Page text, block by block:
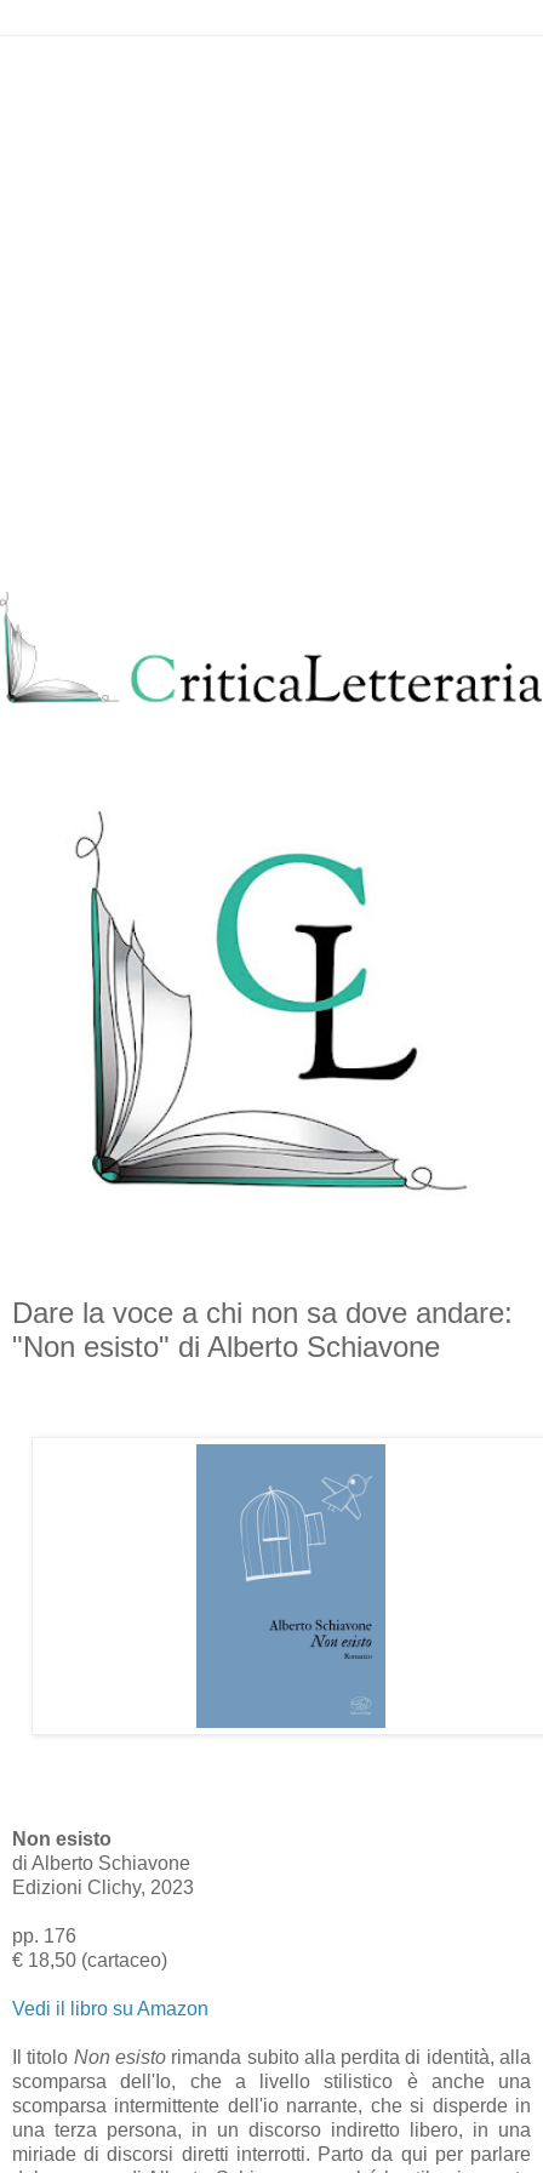
Dare la voce a chi non sa dove andare:
"Non esisto" di Alberto Schiavone
Non esisto
di Alberto Schiavone
Edizioni Clichy, 2023
pp. 176
€ 18,50 (cartaceo)
Vedi il libro su Amazon
Il titolo Non esistorimanda subito alla perdita di identità, alla
scomparsa dell'Io, che a livello stilistico è anche una
scomparsa intermittente dell'io narrante, che si disperde in
una terza persona, in un discorso indiretto libero, in una
miriade di discorsi diretti interrotti. Parto da qui per parlare